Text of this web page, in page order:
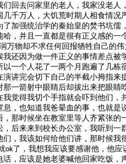
回去问家里的老人，我家没老
千万人，大饥荒时期人相食情
加强统治学的秦始皇的焚书坑儒
，并且一直都是很有正义感的一
物却不求任何回报牺牲自己的
还因为做一件正义的事情差点
一个人花了一两个月跑遍了几栋
讲完会切下自己的半截小拇指
一箭射中眼睛后却拔出来把眼
觉得我切个手指就会吓到他们
息 ，也知道我爸晕血的事，也就
那时候坐在教室里等人齐紧张
后来来到校长办公室，我听到
，我该如何给他们讲，那时候
ok了，我想我应该要感谢他，他
，应该是她老婆喊他回家吃饭，